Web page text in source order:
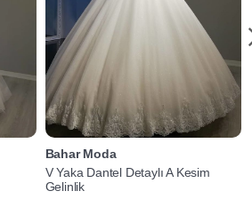
Bahar Moda
V Yaka Dantel Detaylı A Kesim
Gelinlik